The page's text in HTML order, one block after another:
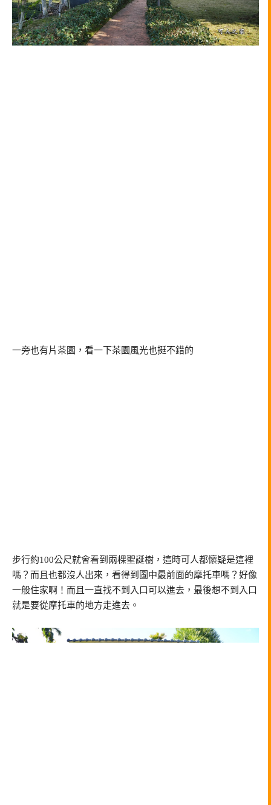
一旁也有片茶園，看一下茶園風光也挺不錯的
步行約100公尺就會看到兩棵聖誕樹，這時可人都懷疑是這裡
嗎？而且也都沒人出來，看得到圖中最前面的摩托車嗎？好像
一般住家啊！而且一直找不到入口可以進去，最後想不到入口
就是要從摩托車的地方走進去。